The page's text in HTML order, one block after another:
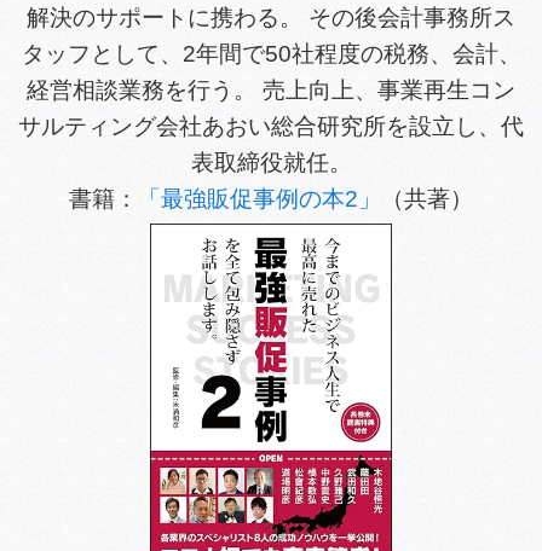
解決のサポートに携わる。 その後会計事務所ス
タッフとして、2年間で50社程度の税務、会計、
経営相談業務を行う。 売上向上、事業再生コン
サルティング会社あおい総合研究所を設立し、代
表取締役就任。
書籍：
「最強販促事例の本2」 （共著）